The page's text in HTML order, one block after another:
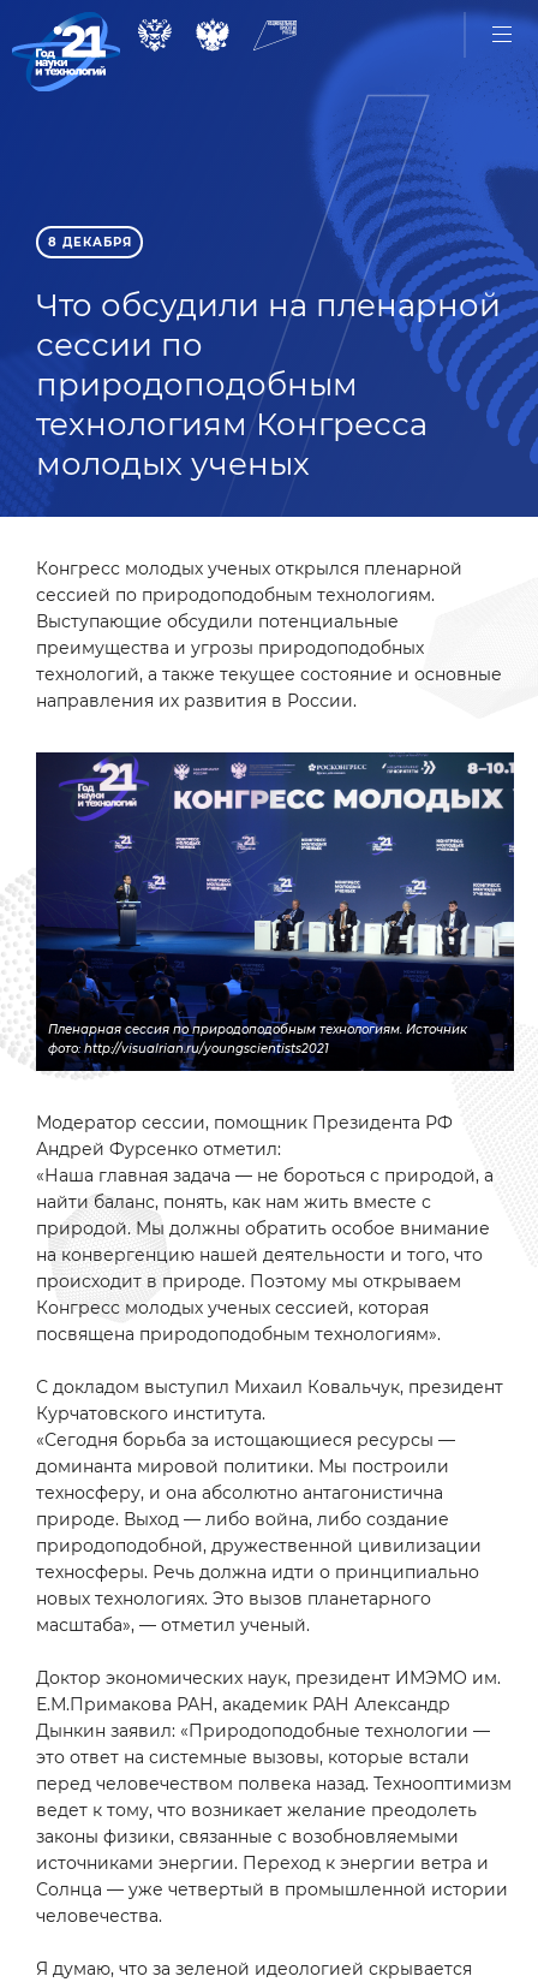
8 ДЕКАБРЯ
Что обсудили на пленарной
сессии по
природоподобным
технологиям Конгресса
молодых ученых
Конгресс молодых ученых открылся пленарной
сессией по природоподобным технологиям.
Выступающие обсудили потенциальные
преимущества и угрозы природоподобных
технологий, а также текущее состояние и основные
направления их развития в России.
Пленарная сессия по природоподобным технологиям. Источник
фото: http://visualrian.ru/youngscientists2021
Модератор сессии, помощник Президента РФ
Андрей Фурсенко отметил:
«Наша главная задача — не бороться с природой, а
найти баланс, понять, как нам жить вместе с
природой. Мы должны обратить особое внимание
на конвергенцию нашей деятельности и того, что
происходит в природе. Поэтому мы открываем
Конгресс молодых ученых сессией, которая
посвящена природоподобным технологиям».
С докладом выступил Михаил Ковальчук, президент
Курчатовского института.
«Сегодня борьба за истощающиеся ресурсы —
доминанта мировой политики. Мы построили
техносферу, и она абсолютно антагонистична
природе. Выход — либо война, либо создание
природоподобной, дружественной цивилизации
техносферы. Речь должна идти о принципиально
новых технологиях. Это вызов планетарного
масштаба», — отметил ученый.
Доктор экономических наук, президент ИМЭМО им.
Е.М.Примакова РАН, академик РАН Александр
Дынкин заявил: «Природоподобные технологии —
это ответ на системные вызовы, которые встали
перед человечеством полвека назад. Технооптимизм
ведет к тому, что возникает желание преодолеть
законы физики, связанные с возобновляемыми
источниками энергии. Переход к энергии ветра и
Солнца — уже четвертый в промышленной истории
человечества.
Я думаю, что за зеленой идеологией скрывается